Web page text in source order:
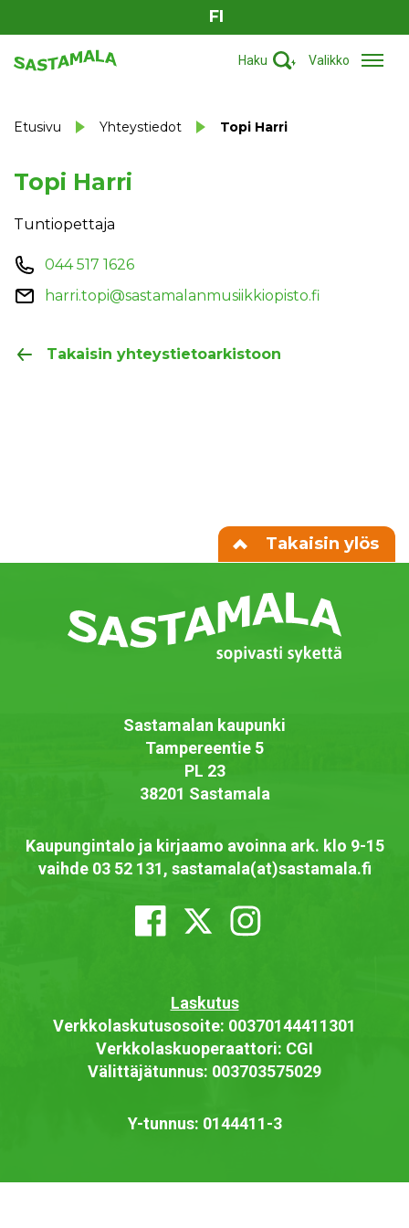
FI
Haku Valikko
Etusivu Yhteystiedot Topi Harri
Topi Harri
Tuntiopettaja
044 517 1626
harri.topi@sastamalanmusiikkiopisto.fi
Takaisin yhteystietoarkistoon
Takaisin ylös
Sastamalan kaupunki
Tampereentie 5
PL 23
38201 Sastamala
Kaupungintalo ja kirjaamo avoinna ark. klo 9-15
vaihde 03 52 131, sastamala(at)sastamala.fi
Laskutus
Verkkolaskutusosoite: 00370144411301
Verkkolaskuoperaattori: CGI
Välittäjätunnus: 003703575029
Y-tunnus: 0144411-3